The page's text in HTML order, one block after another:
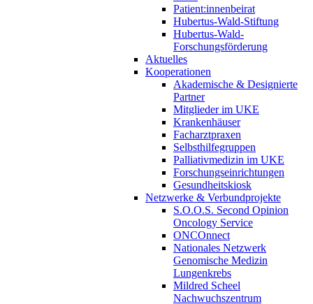
Patient:innenbeirat
Hubertus-Wald-Stiftung
Hubertus-Wald-
Forschungsförderung
Aktuelles
Kooperationen
Akademische & Designierte
Partner
Mitglieder im UKE
Krankenhäuser
Facharztpraxen
Selbsthilfegruppen
Palliativmedizin im UKE
Forschungseinrichtungen
Gesundheitskiosk
Netzwerke & Verbundprojekte
S.O.O.S. Second Opinion
Oncology Service
ONCOnnect
Nationales Netzwerk
Genomische Medizin
Lungenkrebs
Mildred Scheel
Nachwuchszentrum